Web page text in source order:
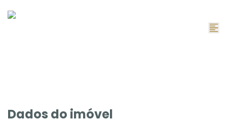
Dados do imóvel